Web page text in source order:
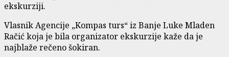
ekskurziji.
Vlasnik Agencije „Kompas turs“ iz Banje Luke Mladen
Račić koja je bila organizator ekskurzije kaže da je
najblaže rečeno šokiran.